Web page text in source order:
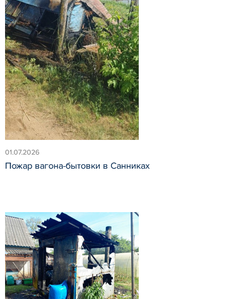
01.07.2026
Пожар вагона-бытовки в Санниках